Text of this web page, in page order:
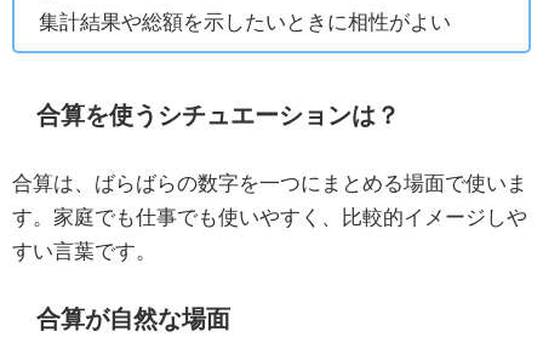
集計結果や総額を示したいときに相性がよい
合算を使うシチュエーションは？
合算は、ばらばらの数字を一つにまとめる場面で使いま
す。家庭でも仕事でも使いやすく、比較的イメージしや
すい言葉です。
合算が自然な場面